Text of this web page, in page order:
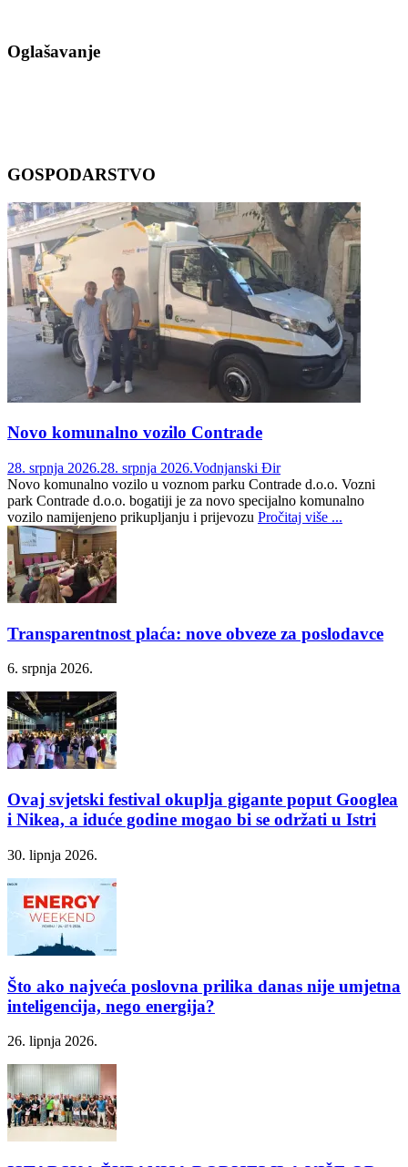
Oglašavanje
GOSPODARSTVO
Novo komunalno vozilo Contrade
28. srpnja 2026.28. srpnja 2026.Vodnjanski Đir
Novo komunalno vozilo u voznom parku Contrade d.o.o. Vozni
park Contrade d.o.o. bogatiji je za novo specijalno komunalno
vozilo namijenjeno prikupljanju i prijevozu Pročitaj više ...
Transparentnost plaća: nove obveze za poslodavce
6. srpnja 2026.
Ovaj svjetski festival okuplja gigante poput Googlea
i Nikea, a iduće godine mogao bi se održati u Istri
30. lipnja 2026.
Što ako najveća poslovna prilika danas nije umjetna
inteligencija, nego energija?
26. lipnja 2026.